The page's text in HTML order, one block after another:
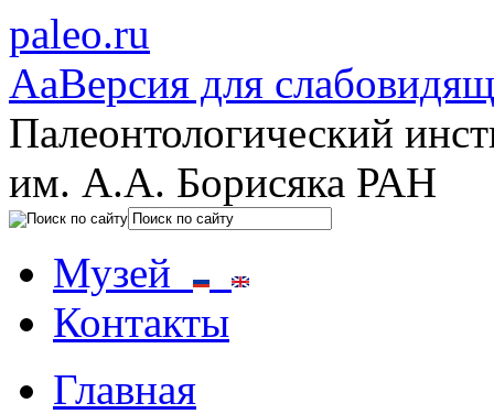
paleo.ru
AaВерсия для
Палеонтологический
им. А.А. Борисяка РАН
Музей
Контакты
Главная